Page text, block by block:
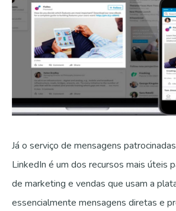
Já o serviço de mensagens
LinkedIn é um dos recursos mais úteis
de marketing e vendas que usam a
essencialmente mensagens diretas e